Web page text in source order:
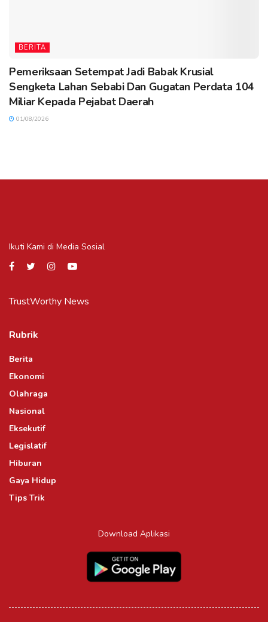
BERITA
Pemeriksaan Setempat Jadi Babak Krusial
Sengketa Lahan Sebabi Dan Gugatan Perdata 104
Miliar Kepada Pejabat Daerah
01/08/2026
Ikuti Kami di Media Sosial
TrustWorthy News
Rubrik
Berita
Ekonomi
Olahraga
Nasional
Eksekutif
Legislatif
Hiburan
Gaya Hidup
Tips Trik
Download Aplikasi